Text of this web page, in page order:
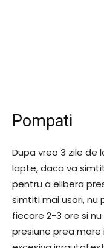
Pompati
Dupa vreo 3 zile
lapte, daca va
pentru a elibera
simtiti mai usori, nu
fiecare 2-3 ore si
presiune prea